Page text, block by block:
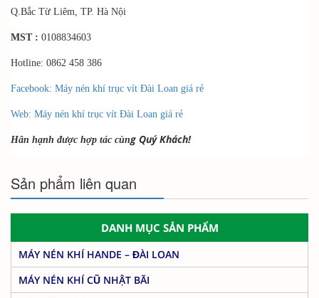
Q.Bắc Từ Liêm, TP. Hà Nội
MST : 0108834603
Hotline: 0862 458 386
Facebook: Máy nén khí trục vít Đài Loan giá rẻ
Web: Máy nén khí trục vít Đài Loan giá rẻ
Hân hạnh được hợp tác cùng Quý Khách!
Sản phẩm liên quan
DANH MỤC SẢN PHẨM
MÁY NÉN KHÍ HANDE – ĐÀI LOAN
MÁY NÉN KHÍ CŨ NHẬT BÃI